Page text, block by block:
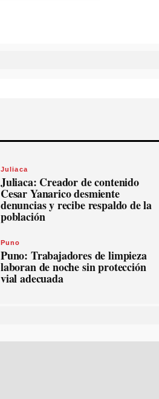
Juliaca
Juliaca: Creador de contenido
Cesar Yanarico desmiente
denuncias y recibe respaldo de la
población
Puno
Puno: Trabajadores de limpieza
laboran de noche sin protección
vial adecuada